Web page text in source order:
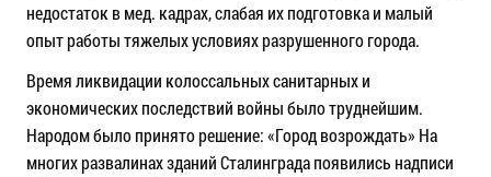
недостаток в мед. кадрах, слабая их подготовка и малый
опыт работы тяжелых условиях разрушенного города.
Время ликвидации колоссальных санитарных и
экономических последствий войны было труднейшим.
Народом было принято решение: «Город возрождать» На
многих развалинах зданий Сталинграда появились надписи